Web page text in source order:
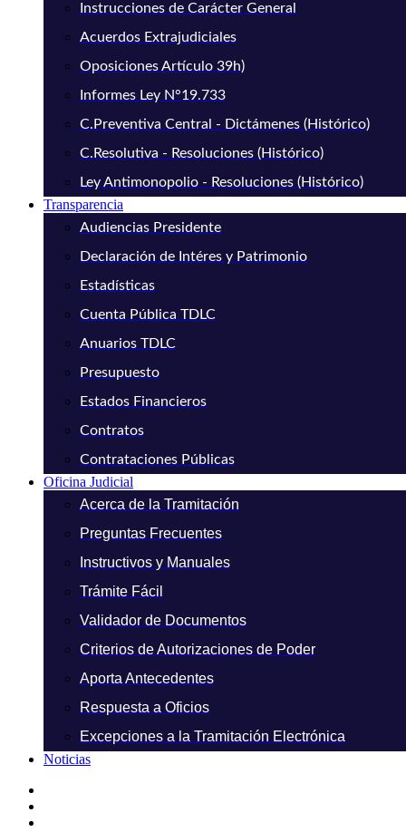
Instrucciones de Carácter General
Acuerdos Extrajudiciales
Oposiciones Artículo 39h)
Informes Ley N°19.733
C.Preventiva Central - Dictámenes (Histórico)
C.Resolutiva - Resoluciones (Histórico)
Ley Antimonopolio - Resoluciones (Histórico)
Transparencia
Audiencias Presidente
Declaración de Intéres y Patrimonio
Estadísticas
Cuenta Pública TDLC
Anuarios TDLC
Presupuesto
Estados Financieros
Contratos
Contrataciones Públicas
Oficina Judicial
Acerca de la Tramitación
Preguntas Frecuentes
Instructivos y Manuales
Trámite Fácil
Validador de Documentos
Criterios de Autorizaciones de Poder
Aporta Antecedentes
Respuesta a Oficios
Excepciones a la Tramitación Electrónica
Noticias